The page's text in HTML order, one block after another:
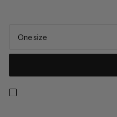
One size